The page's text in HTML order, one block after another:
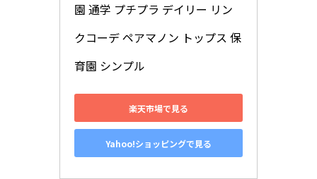
園 通学 プチプラ デイリー リン
クコーデ ペアマノン トップス 保
育園 シンプル
楽天市場で見る
Yahoo!ショッピングで見る